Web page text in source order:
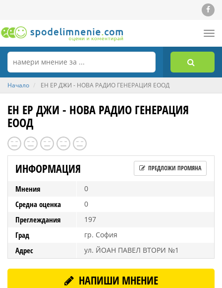
Начало ЕН ЕР ДЖИ - НОВА РАДИО ГЕНЕРАЦИЯ ЕООД
ЕН ЕР ДЖИ - НОВА РАДИО ГЕНЕРАЦИЯ
ЕООД
ИНФОРМАЦИЯ ПРЕДЛОЖИ ПРОМЯНА
Мнения 0
Средна оценка 0
Преглеждания 197
Град гр. София
Адрес ул. ЙОАН ПАВЕЛ ВТОРИ №1
НАПИШИ МНЕНИЕ